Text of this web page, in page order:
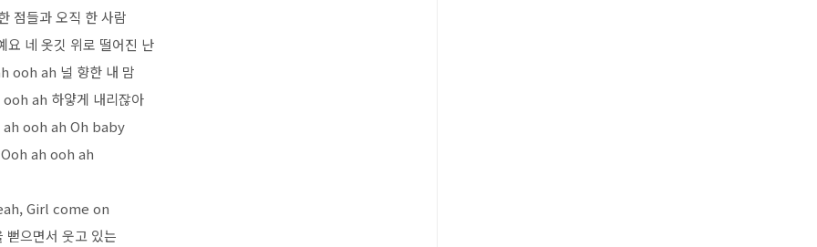
점들과 오직 한 사람
요 네 옷깃 위로 떨어진 난
ooh ah 널 향한 내 맘
ah 하얗게 내리잖아
ah ooh ah Oh baby
Ooh ah ooh ah
Girl come on
뻗으면서 웃고 있는